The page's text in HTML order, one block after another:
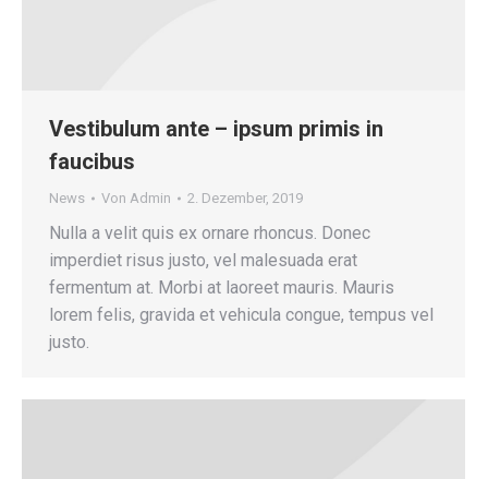
Vestibulum ante – ipsum primis in
faucibus
News Von Admin 2. Dezember, 2019
Nulla a velit quis ex ornare rhoncus. Donec
imperdiet risus justo, vel malesuada erat
fermentum at. Morbi at laoreet mauris. Mauris
lorem felis, gravida et vehicula congue, tempus vel
justo.